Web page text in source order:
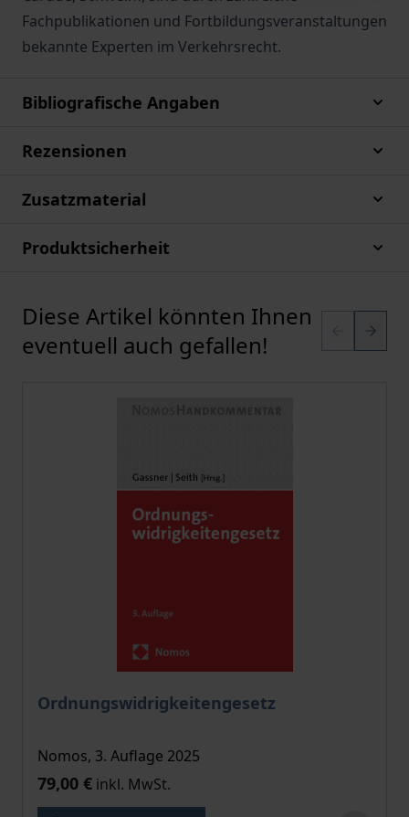
Fachpublikationen und Fortbildungsveranstaltungen
bekannte Experten im Verkehrsrecht.
Bibliografische Angaben
Rezensionen
Zusatzmaterial
Produktsicherheit
Karussell überspringen
Diese Artikel könnten Ihnen
eventuell auch gefallen!
Ordnungswidrigkeitengesetz
Nomos, 3. Auflage 2025
79,00 € inkl. MwSt.